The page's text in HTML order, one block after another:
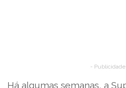
-
Há algumas semanas, a